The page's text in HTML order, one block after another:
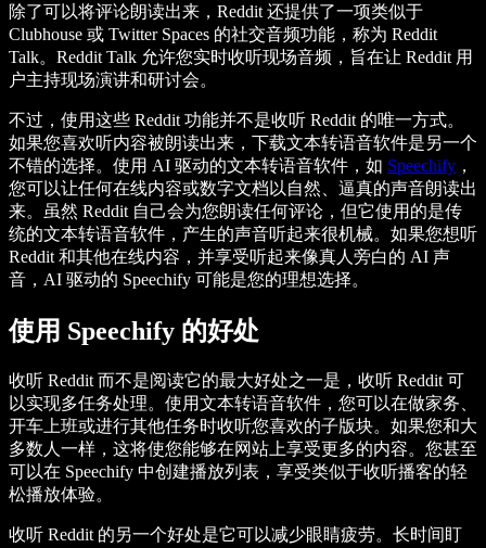
除了可以将评论朗读出来，Reddit 还提供了一项类似于
Clubhouse 或 Twitter Spaces 的社交音频功能，称为 Reddit
Talk。Reddit Talk 允许您实时收听现场音频，旨在让 Reddit 用
户主持现场演讲和研讨会。
不过，使用这些 Reddit 功能并不是收听 Reddit 的唯一方式。
如果您喜欢听内容被朗读出来，下载文本转语音软件是另一个
不错的选择。使用 AI 驱动的文本转语音软件，如 Speechify ，
您可以让任何在线内容或数字文档以自然、逼真的声音朗读出
来。虽然 Reddit 自己会为您朗读任何评论，但它使用的是传
统的文本转语音软件，产生的声音听起来很机械。如果您想听
Reddit 和其他在线内容，并享受听起来像真人旁白的 AI 声
音，AI 驱动的 Speechify 可能是您的理想选择。
使用 Speechify 的好处
收听 Reddit 而不是阅读它的最大好处之一是，收听 Reddit 可
以实现多任务处理。使用文本转语音软件，您可以在做家务、
开车上班或进行其他任务时收听您喜欢的子版块。如果您和大
多数人一样，这将使您能够在网站上享受更多的内容。您甚至
可以在 Speechify 中创建播放列表，享受类似于收听播客的轻
松播放体验。
收听 Reddit 的另一个好处是它可以减少眼睛疲劳。长时间盯